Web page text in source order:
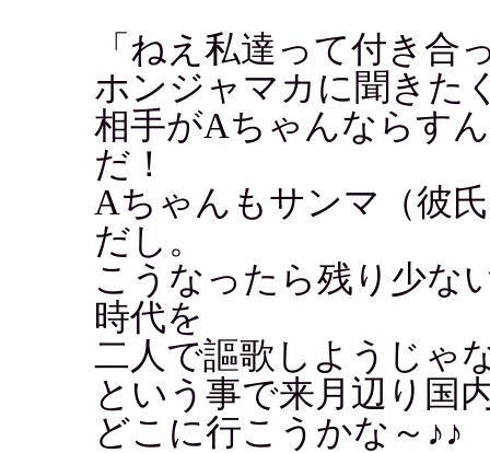
「ねえ私達って付き合
ホンジャマカに聞きた
相手がAちゃんならす
だ！
Aちゃんもサンマ（彼
だし。
こうなったら残り少な
時代を
二人で謳歌しようじゃ
という事で来月辺り国
どこに行こうかな～♪♪